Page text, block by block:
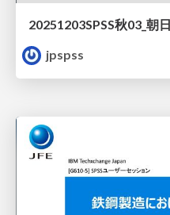
20251203SPSS秋03_朝
jpspss